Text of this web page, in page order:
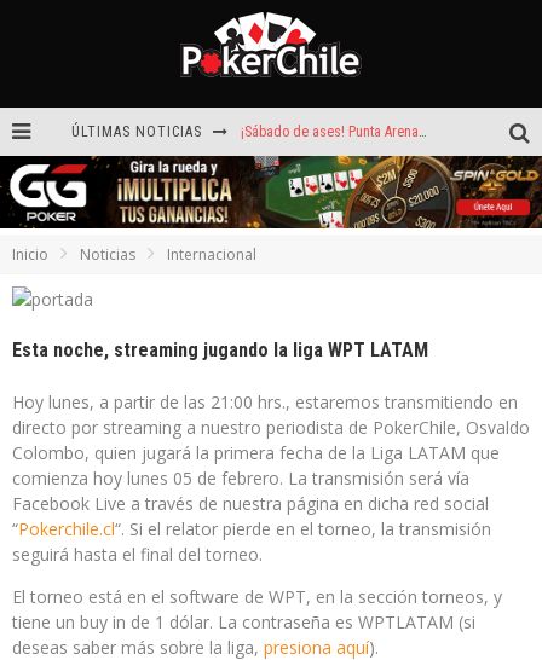
ÚLTIMAS NOTICIAS ¡Sábado de ases! Punta Arenas y Valdivia repartieron más de $3,8 millones
ROAD TO CLSOP Puerto Plata, satélite a Main Event.
Carlos Faúndez aceleró hasta la victoria en el Turbo de Dreams Temuco
Inicio Noticias Internacional
Esta noche, streaming jugando la liga WPT LATAM
Hoy lunes, a partir de las 21:00 hrs., estaremos transmitiendo en
directo por streaming a nuestro periodista de PokerChile, Osvaldo
Colombo, quien jugará la primera fecha de la Liga LATAM que
comienza hoy lunes 05 de febrero. La transmisión será vía
Facebook Live a través de nuestra página en dicha red social
“Pokerchile.cl“. Si el relator pierde en el torneo, la transmisión
seguirá hasta el final del torneo.
El torneo está en el software de WPT, en la sección torneos, y
tiene un buy in de 1 dólar. La contraseña es WPTLATAM (si
deseas saber más sobre la liga, presiona aquí).